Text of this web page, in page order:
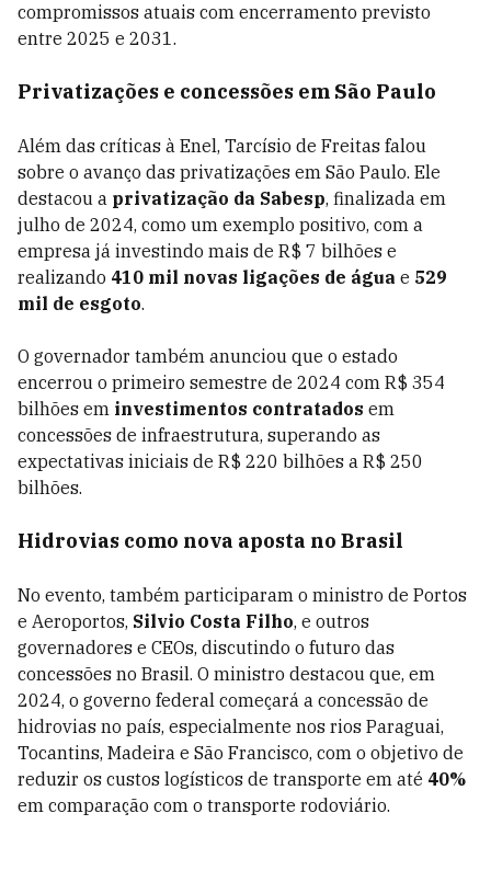
compromissos atuais com encerramento previsto
entre 2025 e 2031.
Privatizações e concessões em São Paulo
Além das críticas à Enel, Tarcísio de Freitas falou
sobre o avanço das privatizações em São Paulo. Ele
destacou a privatização da Sabesp, finalizada em
julho de 2024, como um exemplo positivo, com a
empresa já investindo mais de R$ 7 bilhões e
realizando 410 mil novas ligações de água e 529
mil de esgoto.
O governador também anunciou que o estado
encerrou o primeiro semestre de 2024 com R$ 354
bilhões em investimentos contratados em
concessões de infraestrutura, superando as
expectativas iniciais de R$ 220 bilhões a R$ 250
bilhões.
Hidrovias como nova aposta no Brasil
No evento, também participaram o ministro de Portos
e Aeroportos, Silvio Costa Filho, e outros
governadores e CEOs, discutindo o futuro das
concessões no Brasil. O ministro destacou que, em
2024, o governo federal começará a concessão de
hidrovias no país, especialmente nos rios Paraguai,
Tocantins, Madeira e São Francisco, com o objetivo de
reduzir os custos logísticos de transporte em até 40%
em comparação com o transporte rodoviário.